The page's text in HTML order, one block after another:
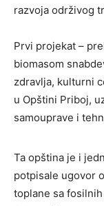
razvoja održivog
Prvi projekat –
biomasom
zdravlja, kulturni
u Opštini Priboj,
samouprave i
Ta opština je i
potpisale ugovor
toplane sa